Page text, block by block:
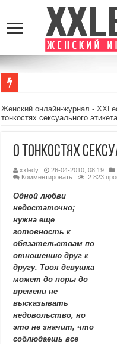
MansMag.ru: стиль, технологии
Стоит или нет: Несколько
Как найти гармонию в
Женский онлайн-журнал -
тонкостях сексуального
О тонкостях
xxledy 26-04-2010, 08:19
Комментировать
2 823
Одной любви
недостаточно;
нужна еще
готовность к
обязательствам по
отношению друг к
другу. Твоя девушка
может до поры до
времени не
высказывать
недовольство, но
это не значит, что
соблюдаешь все